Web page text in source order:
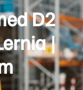
D2
|